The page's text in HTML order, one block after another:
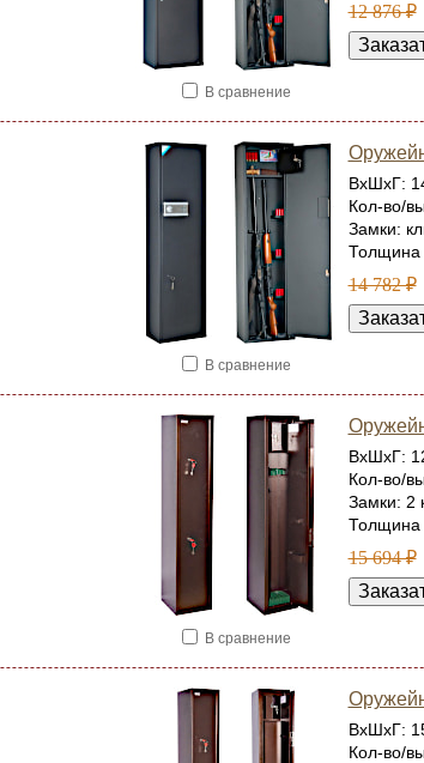
В сравнение
12 876 ₽
В сравнение
ВхШхГ:
Кол-во/
Замки:
Толщина
14 782 ₽
В сравнение
ВхШхГ:
Кол-во/
Замки: 2
Толщина
15 694 ₽
ВхШхГ:
Кол-во/